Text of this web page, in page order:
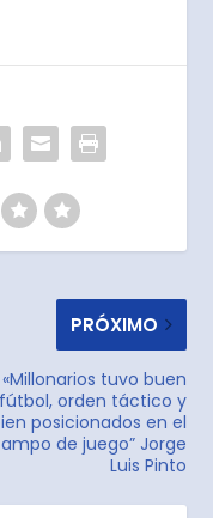
PRÓXIMO
«Millonarios tuvo buen
fútbol, orden táctico y
posicionados en el
de juego” Jorge
Luis Pinto